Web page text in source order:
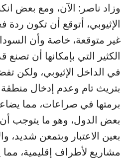
وزاد ناصر: الآن، ومع بعض
الإثيوبي، أتوقع أن تكون
غير متوقعة، خاصة وأن
الكثير التي بإمكانها أن
في الداخل الإثيوبي، ولكن
بتريث تام وعدم إدخال منطقة
برمتها في صراعات، مما
بعض الدول، وهو ما يتوجب أن
بعين الاعتبار وبتمعن شديد،
مشاريع لأطراف إقليمية،